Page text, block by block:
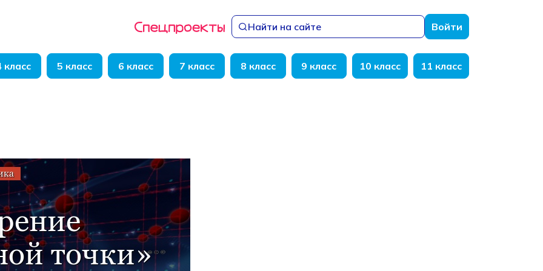
Найти на сайте Войти
класс 5 класс 6 класс 7 класс 8 класс 9 класс 10 класс 11 класс